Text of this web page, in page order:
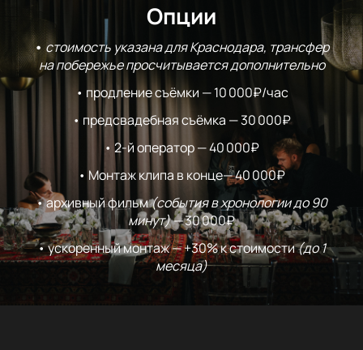
Опции
•стоимость указана для Краснодара, трансфер
на побережье просчитывается дополнительно
• продление съёмки — 10 000₽/час
• предсвадебная съёмка — 30 000₽
• 2-й оператор — 40 000₽
• Монтаж клипа в конце— 40 000₽
• архивный фильм(события в хронологии до 90
минут) —30 000₽
• ускоренный монтаж — +30% к стоимости(до 1
месяца)